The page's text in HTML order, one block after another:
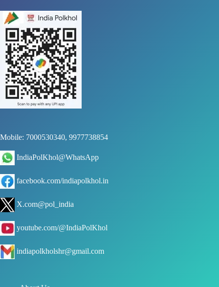
Mobile: 7000530340, 9977738854
IndiaPolKhol@WhatsApp
facebook.com/indiapolkhol.in
X.com@pol_india
youtube.com/@IndiaPolKhol
indiapolkholshr@gmail.com